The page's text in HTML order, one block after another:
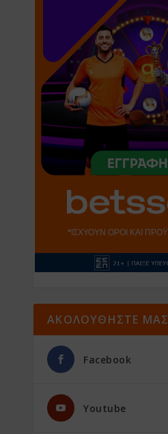
ΑΚΟΛΟΥΘΗΣΤΕ ΜΑΣ
Facebook
Youtube